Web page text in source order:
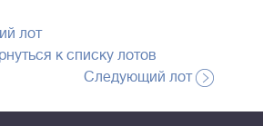
лот
к списку лотов
Следующий лот